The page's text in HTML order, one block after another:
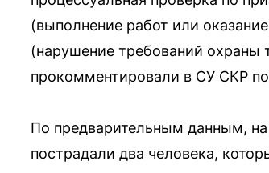
(выполнение работ или
(нарушение требований охраны
прокомментировали в СУ СКР
По предварительным данным, на
пострадали два человека,